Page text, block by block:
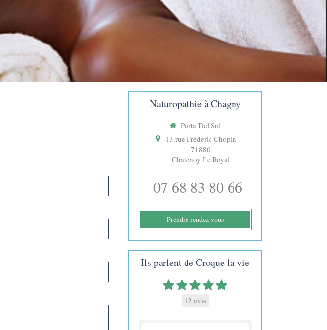
Naturopathie à Chagny
Porta Del Sol
13 rue Fréderic Chopin
71880
Chatenoy Le Royal
07 68 83 80 66
Prendre rendez-vous
Ils parlent de Croque la vie
12 avis